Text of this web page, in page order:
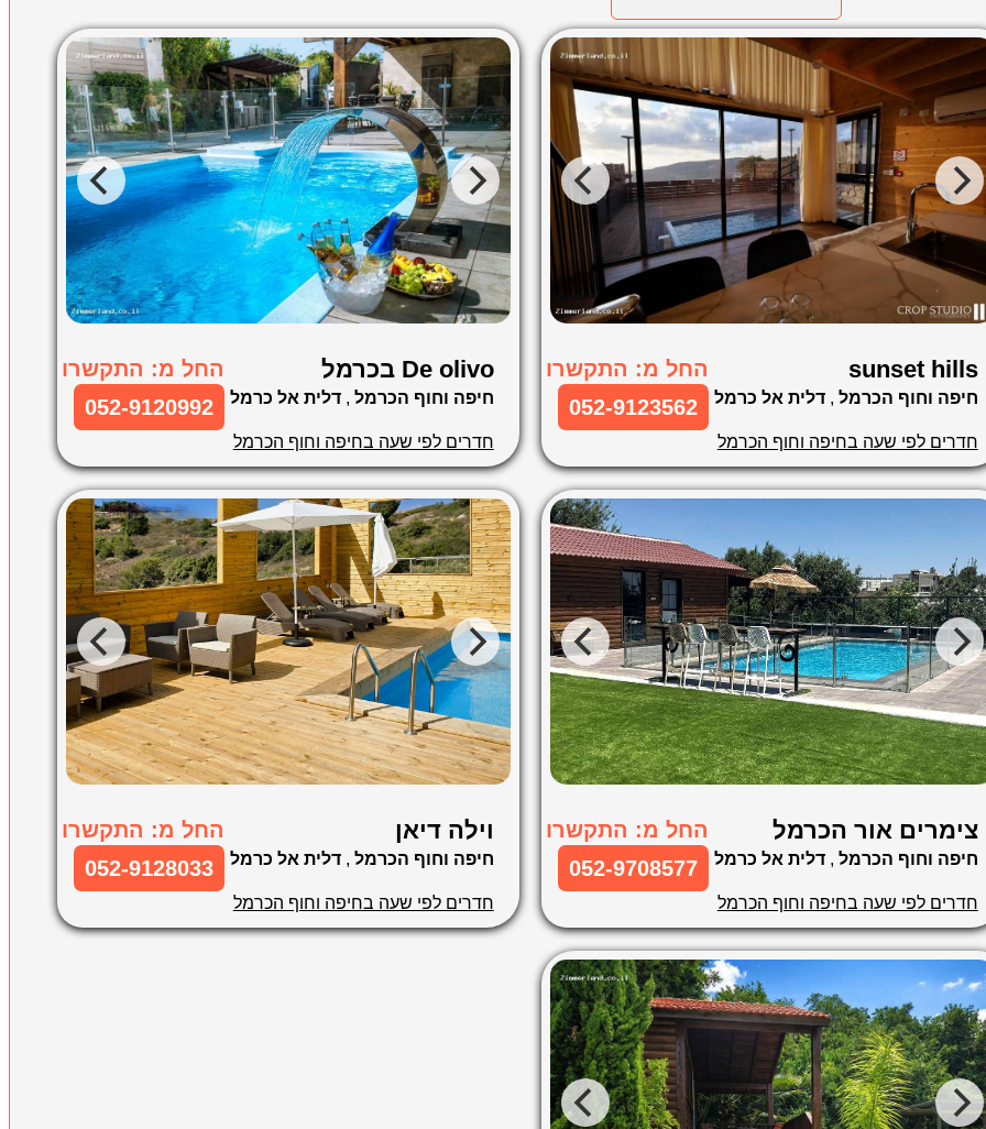
sunset hills החל מ: התקשרו
חיפה וחוף הכרמל ,דלית אל כרמל 052-9123562
חדרים לפי שעה בחיפה וחוף הכרמל
De olivo בכרמל החל מ: התקשרו
חיפה וחוף הכרמל ,דלית אל כרמל 052-9120992
חדרים לפי שעה בחיפה וחוף הכרמל
צימרים אור הכרמל החל מ: התקשרו
חיפה וחוף הכרמל ,דלית אל כרמל 052-9708577
חדרים לפי שעה בחיפה וחוף הכרמל
וילה דיאן החל מ: התקשרו
חיפה וחוף הכרמל ,דלית אל כרמל 052-9128033
חדרים לפי שעה בחיפה וחוף הכרמל